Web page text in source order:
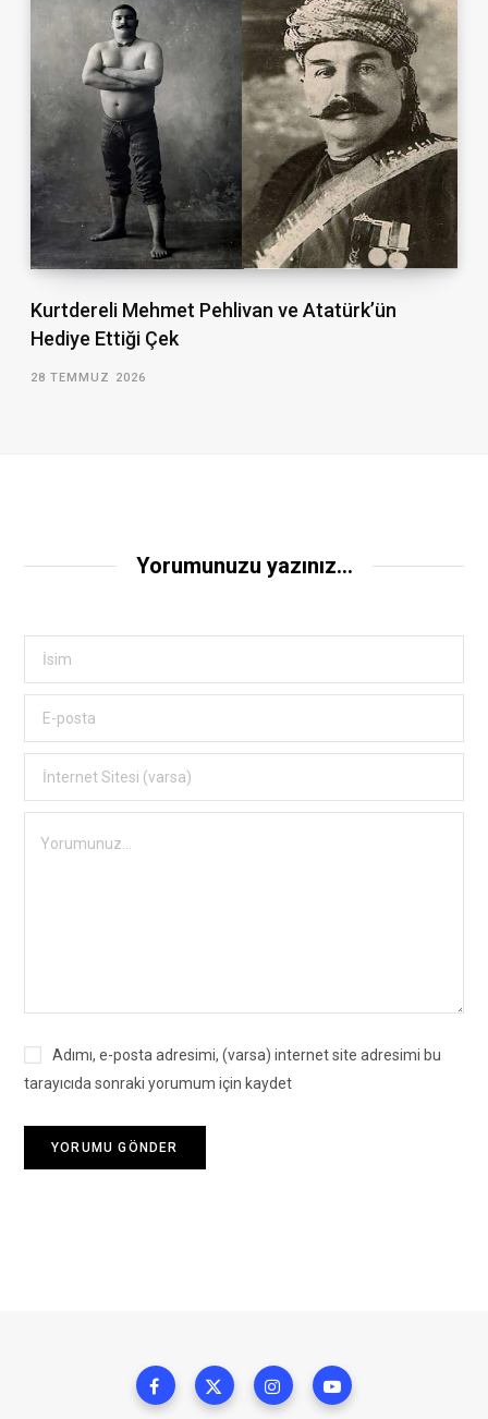
Kurtdereli Mehmet Pehlivan ve Atatürk’ün
Hediye Ettiği Çek
28 TEMMUZ 2026
Yorumunuzu yazınız...
Adımı, e-posta adresimi, (varsa) internet site adresimi bu
tarayıcıda sonraki yorumum için kaydet